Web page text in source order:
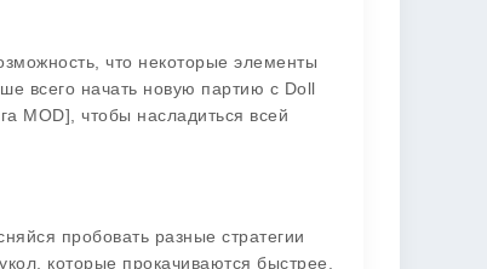
что некоторые элементы
всего начать новую партию с Doll
MOD], чтобы насладиться всей
пробовать разные стратегии
которые прокачиваются быстрее.